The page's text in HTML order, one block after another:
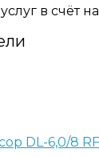
в счёт на
DL-6,0/8 RF